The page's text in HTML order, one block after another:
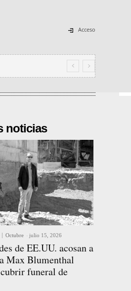
Acceso
noticias
Octubre - julio 15, 2026
de EE.UU. acosan a
Max Blumenthal
funeral de